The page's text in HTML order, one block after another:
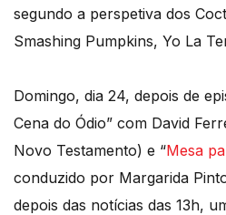
segundo a perspetiva dos
Smashing Pumpkins, Yo La
Domingo, dia 24, depois de
Cena do Ódio” com David
Novo Testamento) e “Mesa
conduzido por Margarida
depois das notícias das 13h,